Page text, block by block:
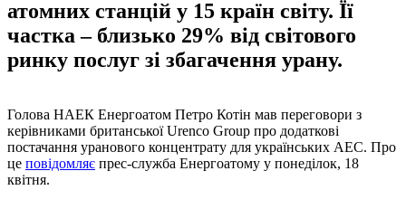
атомних станцій у 15 країн світу. Її
частка – близько 29% від світового
ринку послуг зі збагачення урану.
Голова НАЕК Енергоатом Петро Котін мав переговори з
керівниками британської Urenco Group про додаткові
постачання уранового концентрату для українських АЕС. Про
це повідомляє прес-служба Енергоатому у понеділок, 18
квітня.